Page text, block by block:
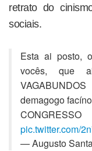
retrato do
sociais.
Esta ai posto,
vocês, que
demagogo
pic.twitter.com/
— Augusto